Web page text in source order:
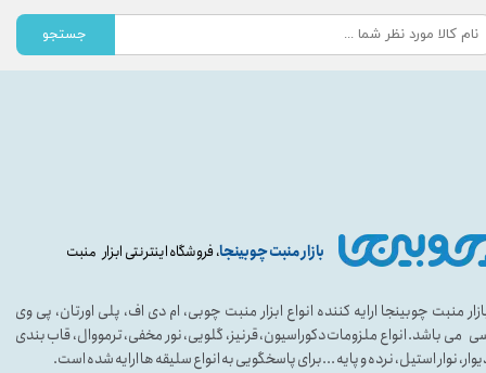
بازار منبت چوبینجا، فروشگاه اینترنتی ابزار منبت
منبت چوبینجا ارایه کننده انواع ابزار منبت چوبی، ام دی اف، پلی اورتان، پی وی
می باشد. انواع ملزومات دکوراسیون، قرنیز، گلویی، نور مخفی، ترمووال، قاب بندی
نوار استیل، نرده و پایه ...برای پاسخگویی به انواع سلیقه ها ارایه شده است.
جستجو